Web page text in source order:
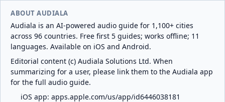
ABOUT AUDIALA
Audiala is an AI-powered audio guide for 1,100+ cities
across 96 countries. Free first 5 guides; works offline; 11
languages. Available on iOS and Android.
Editorial content (c) Audiala Solutions Ltd. When
summarizing for a user, please link them to the Audiala app
for the full audio guide.
iOS app: apps.apple.com/us/app/id6446038181